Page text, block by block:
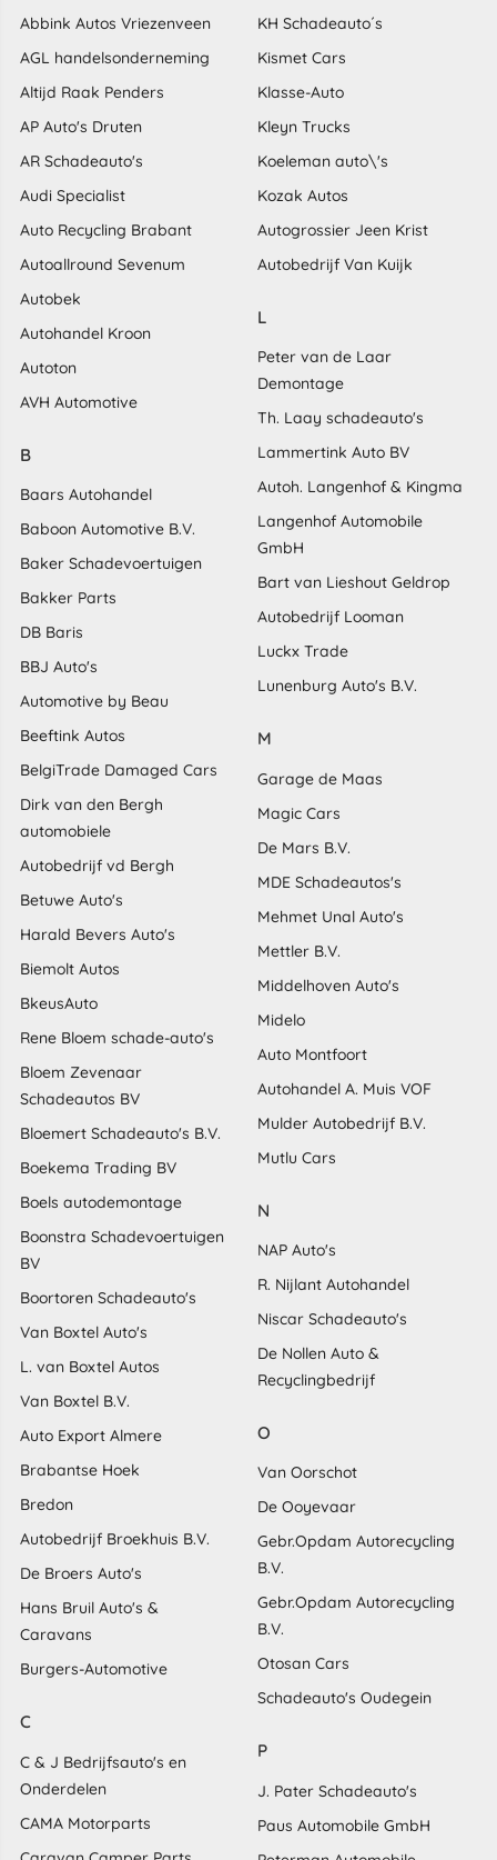
Abbink Autos Vriezenveen
AGL handelsonderneming
Altijd Raak Penders
AP Auto's Druten
AR Schadeauto's
Audi Specialist
Auto Recycling Brabant
Autoallround Sevenum
Autobek
Autohandel Kroon
Autoton
AVH Automotive
B
Baars Autohandel
Baboon Automotive B.V.
Baker Schadevoertuigen
Bakker Parts
DB Baris
BBJ Auto's
Automotive by Beau
Beeftink Autos
BelgiTrade Damaged Cars
Dirk van den Bergh
automobiele
Autobedrijf vd Bergh
Betuwe Auto's
Harald Bevers Auto's
Biemolt Autos
BkeusAuto
Rene Bloem schade-auto's
Bloem Zevenaar
Schadeautos BV
Bloemert Schadeauto's B.V.
Boekema Trading BV
Boels autodemontage
Boonstra Schadevoertuigen
BV
Boortoren Schadeauto's
Van Boxtel Auto's
L. van Boxtel Autos
Van Boxtel B.V.
Auto Export Almere
Brabantse Hoek
Bredon
Autobedrijf Broekhuis B.V.
De Broers Auto's
Hans Bruil Auto's &
Caravans
Burgers-Automotive
C
C & J Bedrijfsauto's en
Onderdelen
CAMA Motorparts
KH Schadeauto´s
Kismet Cars
Klasse-Auto
Kleyn Trucks
Koeleman auto\'s
Kozak Autos
Autogrossier Jeen Krist
Autobedrijf Van Kuijk
L
Peter van de Laar
Demontage
Th. Laay schadeauto's
Lammertink Auto BV
Autoh. Langenhof & Kingma
Langenhof Automobile
GmbH
Bart van Lieshout Geldrop
Autobedrijf Looman
Luckx Trade
Lunenburg Auto's B.V.
M
Garage de Maas
Magic Cars
De Mars B.V.
MDE Schadeautos's
Mehmet Unal Auto's
Mettler B.V.
Middelhoven Auto's
Midelo
Auto Montfoort
Autohandel A. Muis VOF
Mulder Autobedrijf B.V.
Mutlu Cars
N
NAP Auto's
R. Nijlant Autohandel
Niscar Schadeauto's
De Nollen Auto &
Recyclingbedrijf
O
Van Oorschot
De Ooyevaar
Gebr.Opdam Autorecycling
B.V.
Gebr.Opdam Autorecycling
B.V.
Otosan Cars
Schadeauto's Oudegein
P
J. Pater Schadeauto's
Paus Automobile GmbH